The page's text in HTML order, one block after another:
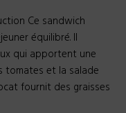
Ce sandwich
équilibré. Il
qui apportent une
tomates et la salade
fournit des graisses